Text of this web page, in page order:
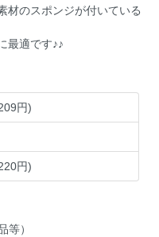
材のスポンジが付いている
最適です♪♪
円)
円)
等）